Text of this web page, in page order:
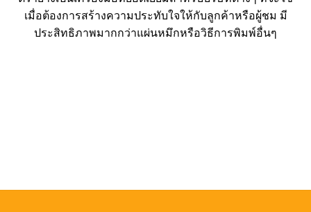
เมื่อต้องการสร้างความประทับใจให้กับลูกค้าหรือผู้ชม มี
ประสิทธิภาพมากกว่าแผ่นหมึกหรือวิธีการพิมพ์อื่นๆ